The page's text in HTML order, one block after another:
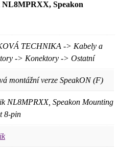
Speakon
TECHNIKA -> Kabely a
-> Konektory -> Ostatní
montážní verze SpeakON (F)
NL8MPRXX, Speakon Mounting
8-pin